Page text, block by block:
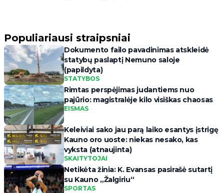
Populiariausi straipsniai
Dokumento failo pavadinimas atskleidė
statybų paslaptį Nemuno saloje
(papildyta)
STATYBOS
Rimtas perspėjimas judantiems nuo
pajūrio: magistralėje kilo visiškas chaosas
EISMAS
Keleiviai sako jau parą laiko esantys įstrigę
Kauno oro uoste: niekas nesako, kas
vyksta (atnaujinta)
SKAITYTOJAI
Netikėta žinia: K. Evansas pasirašė sutartį
su Kauno „Žalgiriu“
SPORTAS